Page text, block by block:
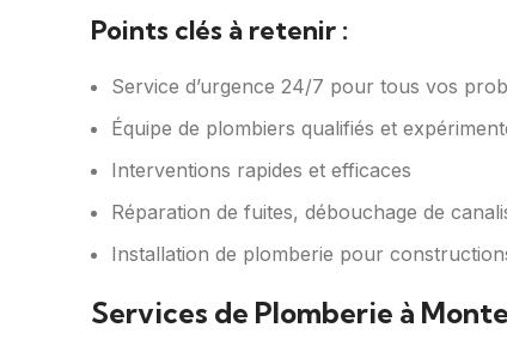
Points clés à retenir :
Service d’urgence 24/7 pour tous vos
Équipe de plombiers qualifiés et
Interventions rapides et efficaces
Réparation de fuites, débouchage de
Installation de plomberie pour
Services de Plomberie à